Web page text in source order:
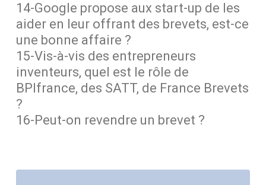
14-Google propose aux start-up de les
aider en leur offrant des brevets, est-ce
une bonne affaire ?
15-Vis-à-vis des entrepreneurs
inventeurs, quel est le rôle de
BPIfrance, des SATT, de France Brevets
?
16-Peut-on revendre un brevet ?